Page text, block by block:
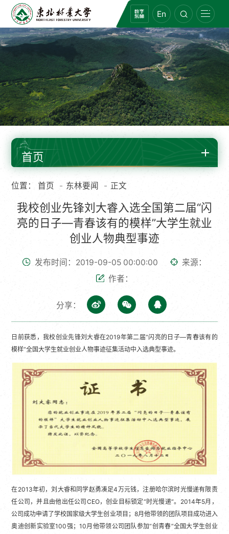
En
首页
位置：首页 东林要闻 正文
我校创业先锋刘大睿入选全国第二届“闪
亮的日子—青春该有的模样”大学生就业
创业人物典型事迹
发布时间：2019-09-05 00:00:00
来源：
作者：
分享：
日前获悉，我校创业先锋刘大睿在2019年第二届“闪亮的日子—青春该有的
模样”全国大学生就业创业人物事迹征集活动中入选典型事迹。
在2013年初，刘大睿和同学赵勇凑足4万元钱，注册哈尔滨时光慢递有限责
任公司，并且由他出任公司CEO，创业目标锁定“时光慢递“。2014年5月，
公司成功申请了学校国家级大学生创业项目；8月他带领的团队项目成功进入
奥迪创新实验室100强；10月他带领公司团队参加“创青春”全国大学生创业